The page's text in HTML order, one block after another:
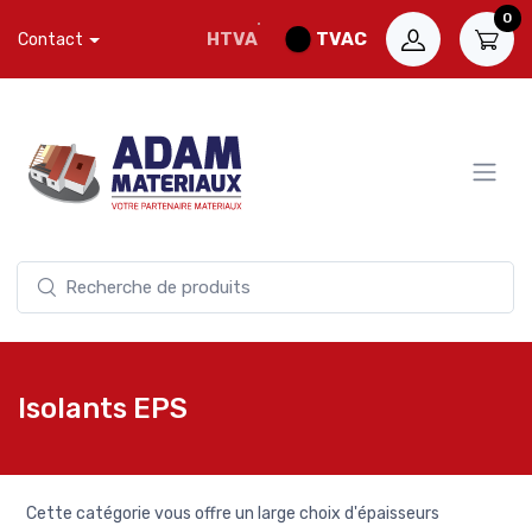
Contact HTVA TVAC
0
Isolants EPS
Cette catégorie vous offre un large choix d'épaisseurs